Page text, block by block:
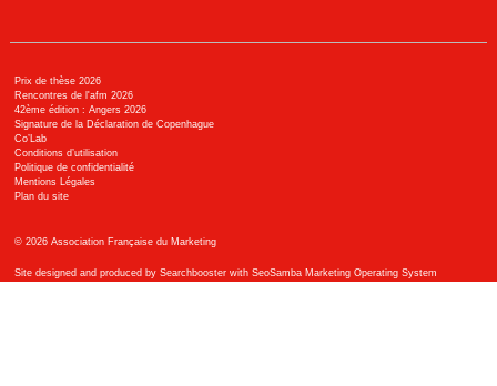
Prix de thèse 2026
Rencontres de l'afm 2026
42ème édition : Angers 2026
Signature de la Déclaration de Copenhague
Co’Lab
Conditions d’utilisation
Politique de confidentialité
Mentions Légales
Plan du site
© 2026Association Française du Marketing
Site designed and produced by Searchbooster with SeoSamba Marketing Operating System